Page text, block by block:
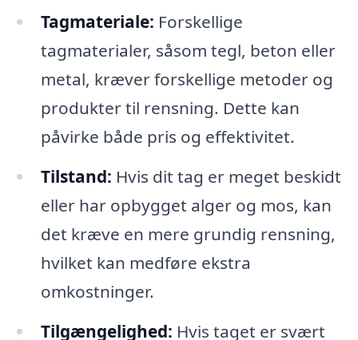
Tagmateriale: Forskellige
tagmaterialer, såsom tegl, beton eller
metal, kræver forskellige metoder og
produkter til rensning. Dette kan
påvirke både pris og effektivitet.
Tilstand: Hvis dit tag er meget beskidt
eller har opbygget alger og mos, kan
det kræve en mere grundig rensning,
hvilket kan medføre ekstra
omkostninger.
Tilgængelighed: Hvis taget er svært